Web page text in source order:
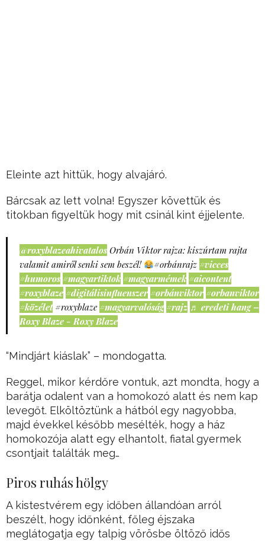
Eleinte azt hittük, hogy alvajáró.
Bárcsak az lett volna! Egyszer követtük és
titokban figyeltük hogy mit csinál kint éjjelente.
@roxyblazeahivatalos Orbán Viktor rajza: kiszúrtam rajta
valamit amiről senki sem beszél!
#orbánrajz #vicces
#humoros #magyartiktok #magyarmémek #aicontent
#roxyblaze #digitálisinfluenszer #orbánviktor #orbanviktor
#közélet #roxyblaze #magyarvalóság #rajz ♬ eredeti hang –
Roxy Blaze - Roxy Blaze
“Mindjárt kiáslak” – mondogatta.
Reggel, mikor kérdőre vontuk, azt mondta, hogy a
barátja odalent van a homokozó alatt és nem kap
levegőt. Elköltöztünk a hátból egy nagyobba,
majd évekkel később mesélték, hogy a ház
homokozója alatt egy elhantolt, fiatal gyermek
csontjait találták meg…
Piros ruhás hölgy
A kistestvérem egy időben állandóan arról
beszélt, hogy időnként, főleg éjszaka
meglátogatja egy talpig vörösbe öltöző idős